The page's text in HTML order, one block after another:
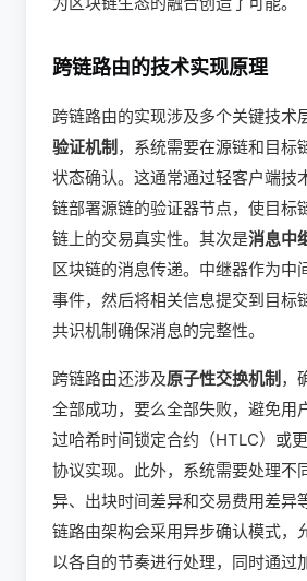
跨链路由的技术实现原理
跨链路由的实现涉及多个关键技术
验证机制 ，系统需要在源链和目标
状态确认。这通常通过轻客户端技
链部署源链的验证器节点，使目标
链上的交易真实性。其次是消息中
区块链的消息传递。中继器作为中
事件，然后将相关信息提交到目标
共识机制确保消息的完整性。
跨链路由还涉及原子性交换机制 ，
全部成功，要么全部失败，避免用
过哈希时间锁定合约（HTLC）或
协议实现。此外，系统需要处理不
异、出块时间差异和交易费用差异
链路由架构会采用异步确认模式，
以各自的节奏进行处理，同时通过